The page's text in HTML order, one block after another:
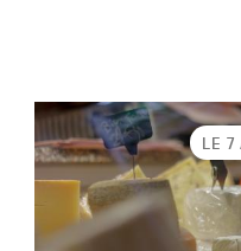
LE 7